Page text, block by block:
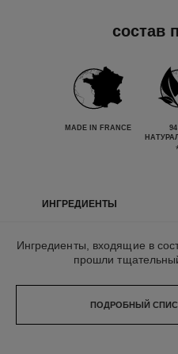
состав
MADE IN FRANCE
ИНГРЕДИЕНТЫ
Ингредиенты, входящие в
прошли
ПОДРОБНЫЙ